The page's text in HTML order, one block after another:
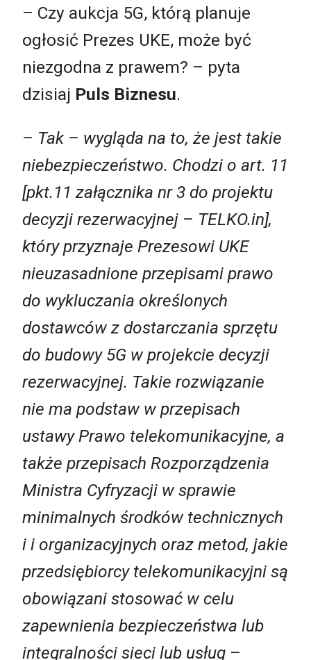
– Czy aukcja 5G, którą planuje
ogłosić Prezes UKE, może być
niezgodna z prawem? – pyta
dzisiaj Puls Biznesu.
– Tak – wygląda na to, że jest takie
niebezpieczeństwo. Chodzi o art. 11
[pkt.11 załącznika nr 3 do projektu
decyzji rezerwacyjnej – TELKO.in],
który przyznaje Prezesowi UKE
nieuzasadnione przepisami prawo
do wykluczania określonych
dostawców z dostarczania sprzętu
do budowy 5G w projekcie decyzji
rezerwacyjnej. Takie rozwiązanie
nie ma podstaw w przepisach
ustawy Prawo telekomunikacyjne, a
także przepisach Rozporządzenia
Ministra Cyfryzacji w sprawie
minimalnych środków technicznych
i i organizacyjnych oraz metod, jakie
przedsiębiorcy telekomunikacyjni są
obowiązani stosować w celu
zapewnienia bezpieczeństwa lub
integralności sieci lub usług –